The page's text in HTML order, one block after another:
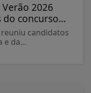
2026
concurso...
candidatos
e da...